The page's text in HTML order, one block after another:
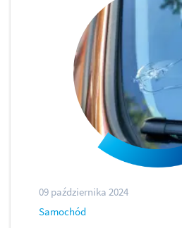
09 października 2024
Samochód